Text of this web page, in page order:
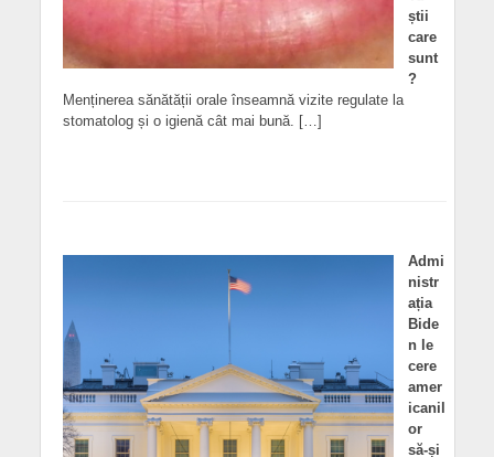
știi
care
sunt
?
Menținerea sănătății orale înseamnă vizite regulate la
stomatolog și o igienă cât mai bună. […]
Admi
nistr
ația
Bide
n le
cere
amer
icanil
or
să-și